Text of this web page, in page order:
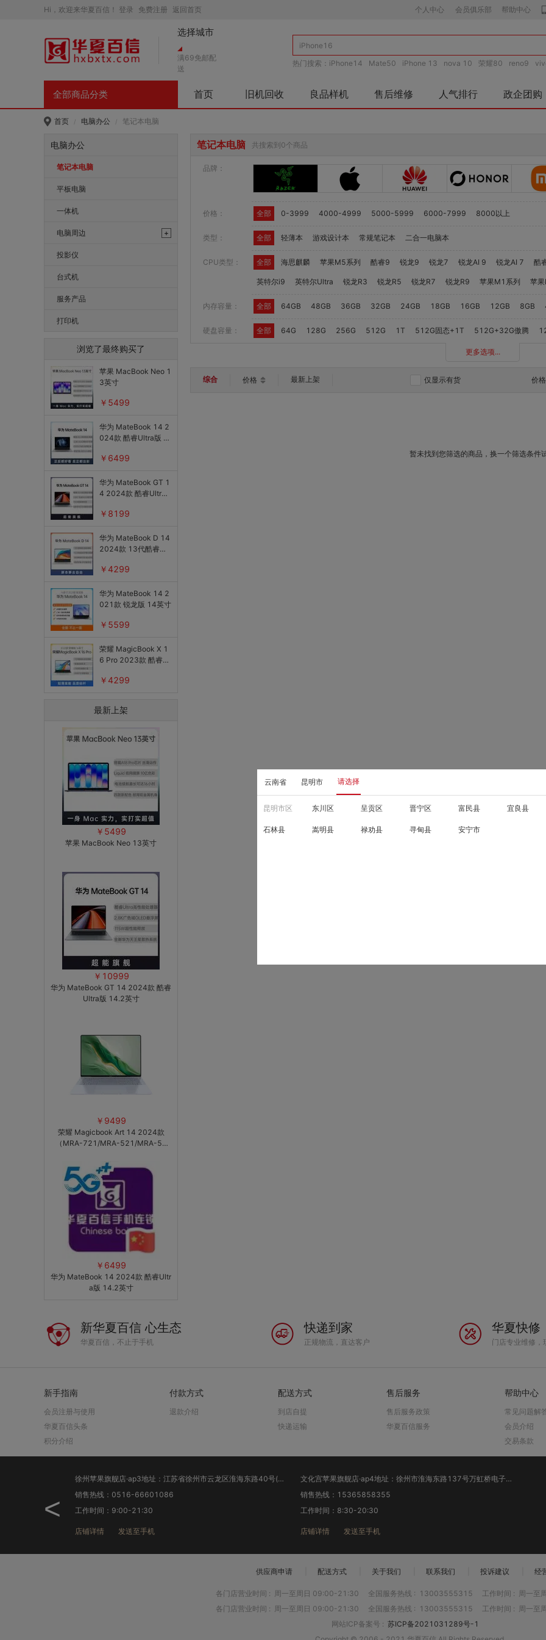
Hi，欢迎来华夏百信！ 登录 免费注册 返回首页 个人中心 会员俱乐部 帮助中心
选择城市
云南省 昆明市 请选择
昆明市区 东川区 呈贡区 晋宁区 富民县 宜良县
石林县 嵩明县 禄劝县 寻甸县 安宁市
满69免邮配
送
热门搜索： iPhone14 Mate50 iPhone 13 nova 10 荣耀80 reno9
全部商品分类 首页 旧机回收 良品样机 售后维修 人气排行 政企团购
首页 / 电脑办公 / 笔记本电脑
电脑办公
笔记本电脑
平板电脑
一体机
电脑周边 +
网络产品
无线接收装置
随行WiFi
路由器
键盘
鼠标
键鼠套装
鼠标垫
U盘/存储卡
移动硬盘
游戏手柄
适配器
电脑包
转接线
组装机配件
办公用具/耗材
眼镜
投影仪
台式机
服务产品
打印机
浏览了最终购买了
苹果 MacBook Neo 1
3英寸
￥5499
华为 MateBook 14 2
024款 酷睿Ultra版 1
￥6499
华为 MateBook GT 1
4 2024款 酷睿Ultra
￥8199
华为 MateBook D 14
2024款 13代酷睿版
￥4299
华为 MateBook 14 2
021款 锐龙版 14英寸
￥5599
荣耀 MagicBook X 1
6 Pro 2023款 酷睿版
￥4299
最新上架
￥5499
苹果 MacBook Neo 13英寸
￥10999
华为 MateBook GT 14 2024款 酷睿
Ultra版 14.2英寸
￥9499
荣耀 Magicbook Art 14 2024款
（MRA-721/MRA-521/MRA-56
￥6499
华为 MateBook 14 2024款 酷睿Ultr
a版 14.2英寸
笔记本电脑 共搜索到0个商品
品牌：
价格： 全部 0-3999 4000-4999 5000-5999 6000-7999 8000以上
类型： 全部 轻薄本 游戏设计本 常规笔记本 二合一电脑本
CPU类型： 全部 海思麒麟 苹果M5系列 酷睿9 锐龙9 锐龙7 锐龙AI 9 锐龙AI 7 酷
英特尔i9 英特尔Ultra 锐龙R3 锐龙R5 锐龙R7 锐龙R9 苹果M1系列 苹
内存容量： 全部 64GB 48GB 36GB 32GB 24GB 18GB 16GB 12GB 8GB
硬盘容量： 全部 64G 128G 256G 512G 1T 512G固态+1T 512G+32G傲腾
更多选项...
综合 价格 最新上架 仅显示有货 价
暂未找到您筛选的商品，换一个筛选条件
新华夏百信 心生态
华夏百信，不止于手机
快递到家
正规物流，直达客户
华夏快修
门店专业维修，
新手指南
会员注册与使用
华夏百信头条
积分介绍
付款方式
退款介绍
配送方式
到店自提
快递运输
售后服务
售后服务政策
华夏百信服务
帮助中心
常见问题解
会员介绍
交易条款
<
徐州苹果旗舰店·ap3地址：江苏省徐州市云龙区淮海东路40号(苹果旗舰店）
销售热线：0516-66601086
工作时间：9:00-21:30
店铺详情 发送至手机
文化宫苹果旗舰店·ap4地址：徐州市淮海东路137号万虹桥电子市场1楼旋转梯北侧（文化宫苹果旗舰店）
销售热线：15365858355
工作时间：8:30-20:30
店铺详情 发送至手机
供应商申请 配送方式 关于我们 联系我们 投诉建议 经
各门店营业时间 : 周一至周日 09:00-21:30 全国服务热线 : 13003555315 工作时间 :
周一
各门店营业时间 : 周一至周日 09:00-21:30 全国服务热线 : 13003555315 工作时间 :
周一
网站ICP备案号 : 苏ICP备2021031289号-1